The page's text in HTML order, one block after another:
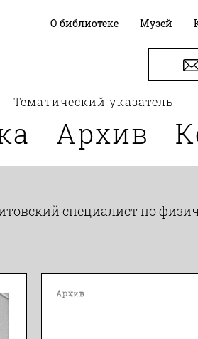
О библиотеке Музей
Тематический указатель
Архив
специалист по
Архив